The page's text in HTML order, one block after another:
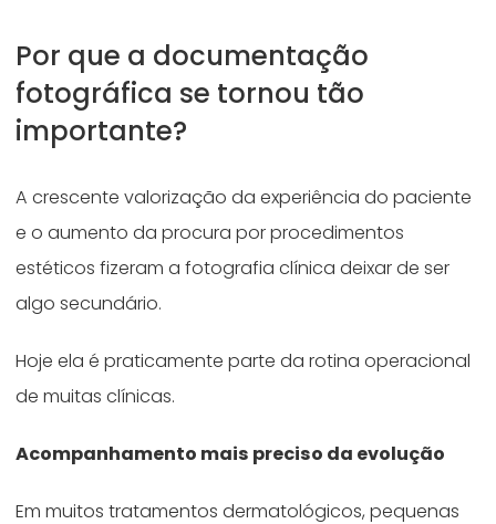
Por que a documentação
fotográfica se tornou tão
importante?
A crescente valorização da experiência do paciente
e o aumento da procura por procedimentos
estéticos fizeram a fotografia clínica deixar de ser
algo secundário.
Hoje ela é praticamente parte da rotina operacional
de muitas clínicas.
Acompanhamento mais preciso da evolução
Em muitos tratamentos dermatológicos, pequenas